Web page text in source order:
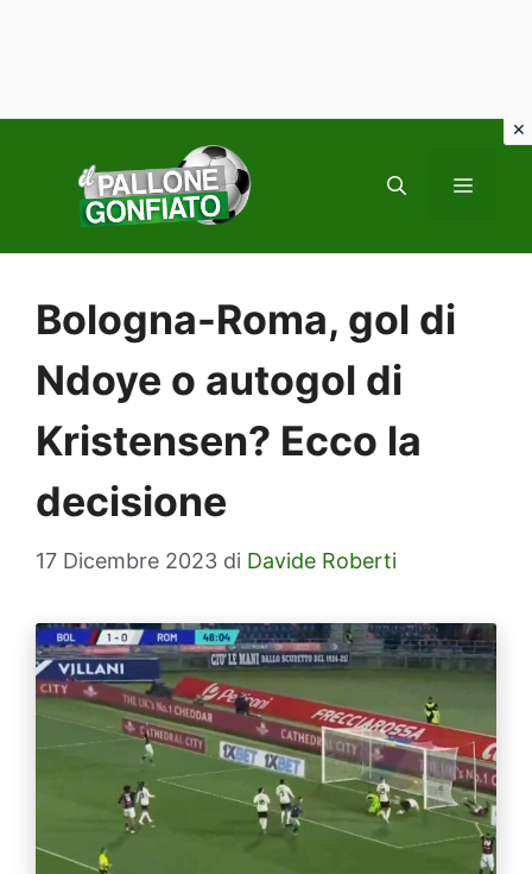
contenuto
MENU
Bologna-Roma, gol di
Ndoye o autogol di
Kristensen? Ecco la
decisione
17 Dicembre 2023 di Davide Roberti